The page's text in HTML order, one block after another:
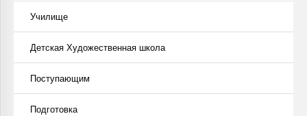
Училище
Детская Художественная школа
Поступающим
Подготовка